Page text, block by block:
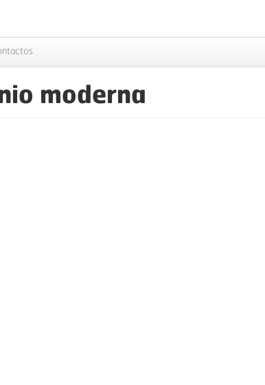
moderna